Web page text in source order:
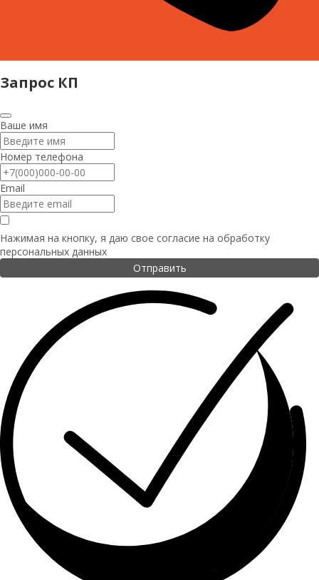
Запрос КП
Ваше имя
Номер телефона
Email
Нажимая на кнопку, я даю свое согласие на обработку
персональных данных
Отправить